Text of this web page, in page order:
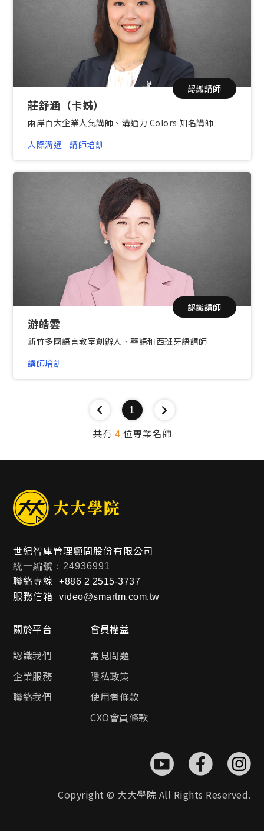
認識講師
莊舒涵（卡姊）
兩岸百大企業人氣講師、溝通力 Colors 知名講師
人際溝通
講師培訓
認識講師
游皓雲
新竹多國語言教室創辦人、華語和西班牙語講師
講師培訓
1
共有 4 位專業名師
世紀智庫管理顧問股份有限公司
統一編號：24936991
聯絡專線 +886 2 2515-3737
服務信箱 video@smartm.com.tw
關於平台
認識我們
企業服務
聯絡我們
會員權益
常見問題
隱私政策
使用者條款
CXO會員條款
Copyright © 大大學院 All Rights Reserved.